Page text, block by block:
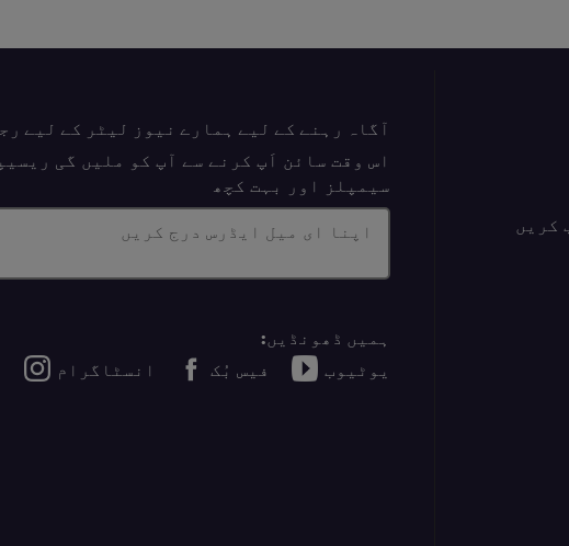
کریں
آگاہ رہنے کے لیے ہمارے نیوز لیٹر کے لیے
اس وقت سائن اَپ کرنے سے آپ کو ملیں گی
سیمپلز اور بہت کچھ
اپنا ای میل ایڈرس درج کریں
ہمیں ڈھونڈیں:
یوٹیوب
فیس بُک انسٹاگرام